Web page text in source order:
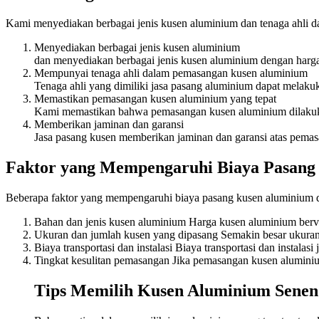
Kami menyediakan berbagai jenis kusen aluminium dan tenaga ahli
Menyediakan berbagai jenis kusen aluminium
dan menyediakan berbagai jenis kusen aluminium dengan
Mempunyai tenaga ahli dalam pemasangan kusen aluminium
Tenaga ahli yang dimiliki jasa pasang aluminium dapat
Memastikan pemasangan kusen aluminium yang tepat
Kami memastikan bahwa pemasangan kusen aluminium
Memberikan jaminan dan garansi
Jasa pasang kusen memberikan jaminan dan garansi atas
Faktor yang Mempengaruhi Biaya Pasang
Beberapa faktor yang mempengaruhi biaya pasang kusen aluminium
Bahan dan jenis kusen aluminium Harga kusen aluminium
Ukuran dan jumlah kusen yang dipasang Semakin besar
Biaya transportasi dan instalasi Biaya transportasi dan
Tingkat kesulitan pemasangan Jika pemasangan kusen
Tips Memilih Kusen Aluminium